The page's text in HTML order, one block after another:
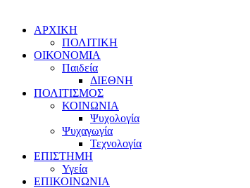
ΑΡΧΙΚΗ
ΠΟΛΙΤΙΚΗ
ΟΙΚΟΝΟΜΙΑ
Παιδεία
ΔΙΕΘΝΗ
ΠΟΛΙΤΙΣΜΟΣ
ΚΟΙΝΩΝΙΑ
Ψυχολογία
Ψυχαγωγία
Τεχνολογία
ΕΠΙΣΤΗΜΗ
Υγεία
ΕΠΙΚΟΙΝΩΝΙΑ